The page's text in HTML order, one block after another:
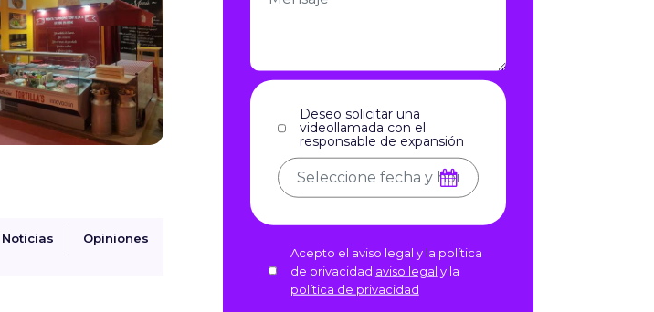
Noticias Opiniones
Deseo solicitar una
videollamada con el
responsable de expansión
Acepto el aviso legal y la política
de privacidad aviso legal y la
política de privacidad